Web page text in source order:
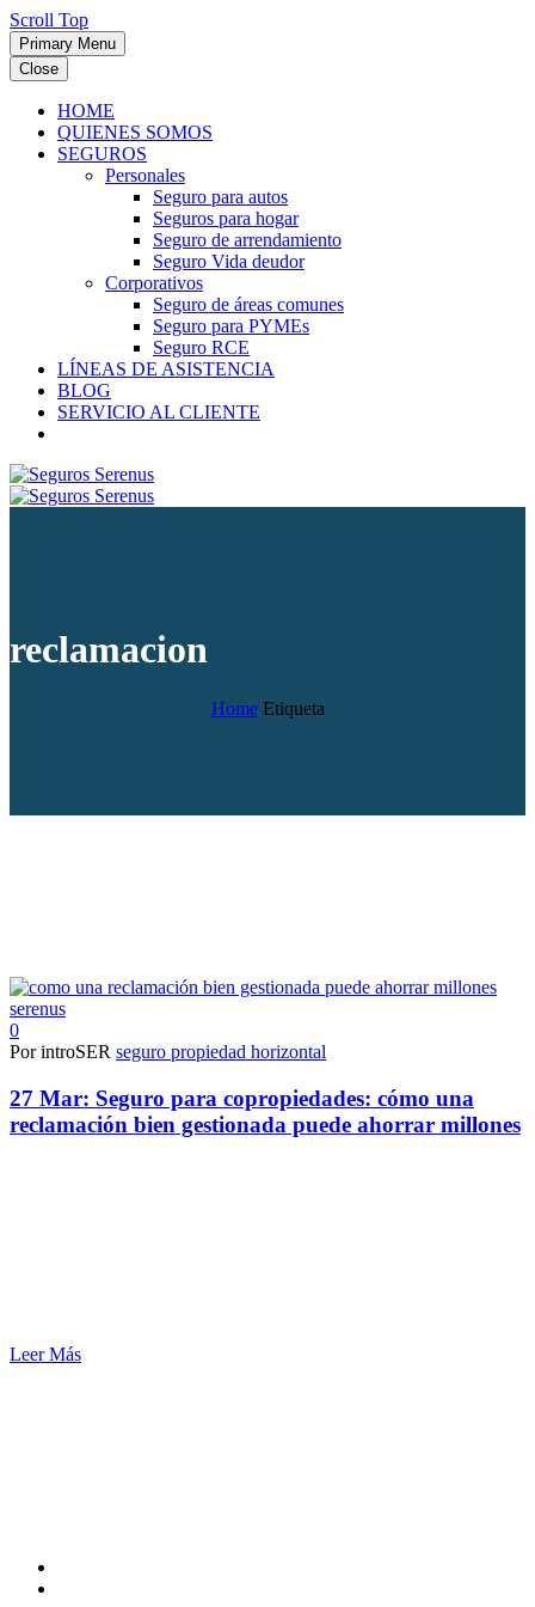
Scroll Top
Primary Menu
Close
HOME
QUIENES SOMOS
SEGUROS
Personales
Seguro para autos
Seguros para hogar
Seguro de arrendamiento
Seguro Vida deudor
Corporativos
Seguro de áreas comunes
Seguro para PYMEs
Seguro RCE
LÍNEAS DE ASISTENCIA
BLOG
SERVICIO AL CLIENTE
reclamacion
Home Etiqueta
0
Por introSER seguro propiedad horizontal
27 Mar: Seguro para copropiedades: cómo una
reclamación bien gestionada puede ahorrar millones
Leer Más